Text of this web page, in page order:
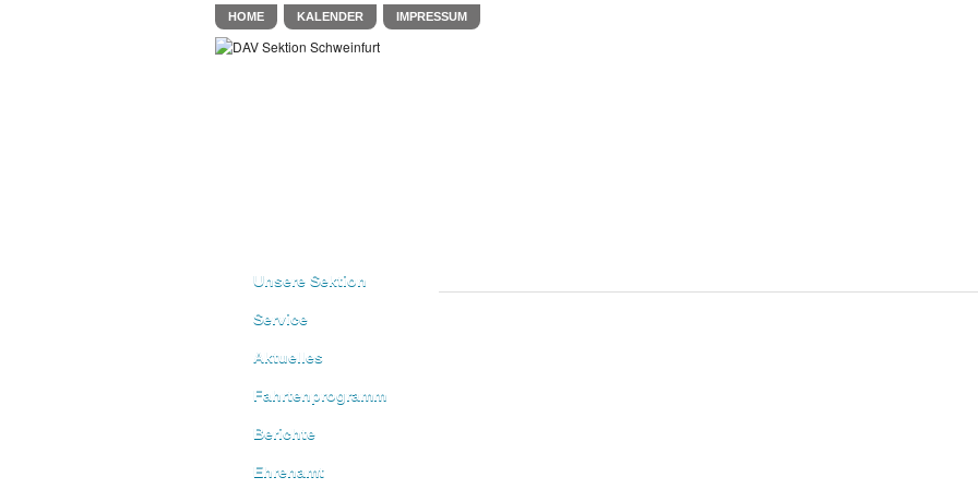
HOME KALENDER IMPRESSUM
Unsere Sektion
Service
Aktuelles
Fahrtenprogramm
Berichte
Ehrenamt